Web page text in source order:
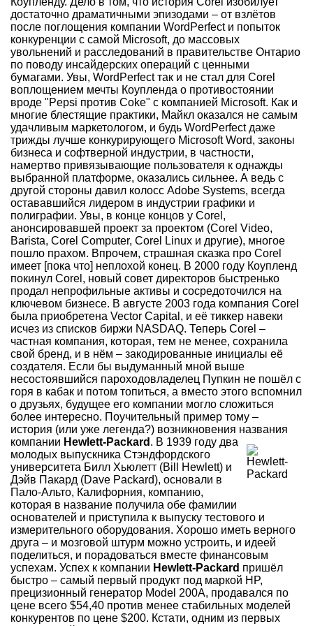
достаточно драматичными эпизодами – от взлётов
после поглощения компании WordPerfect и попыток
конкуренции с самой Microsoft, до массовых
увольнений и расследований в правительстве Онтарио
по поводу инсайдерских операций с ценными
бумагами. Увы, WordPerfect так и не стал для Corel
воплощением мечты Коупленда о противостоянии
вроде "Pepsi против Coke" с компанией Microsoft. Как и
многие блестящие практики, Майкл оказался не самым
удачливым маркетологом, и будь WordPerfect даже
трижды лучше конкурирующего Microsoft Word, законы
бизнеса и софтверной индустрии, в частности,
намертво привязывающие пользователя к однажды
выбранной платформе, оказались сильнее. А ведь с
другой стороны давил колосс Adobe Systems, всегда
остававшийся лидером в индустрии графики и
полиграфии. Увы, в конце концов у Corel,
анонсировавшей проект за проектом (Corel Video,
Barista, Corel Computer, Corel Linux и другие), многое
пошло прахом. Впрочем, страшная сказка про Corel
имеет [пока что] неплохой конец. В 2000 году Коупленд
покинул Corel, новый совет директоров быстренько
продал непрофильные активы и сосредоточился на
ключевом бизнесе. В августе 2003 года компания Corel
была приобретена Vector Capital, и её тиккер навеки
исчез из списков биржи NASDAQ. Теперь Corel –
частная компания, которая, тем не менее, сохранила
свой бренд, и в нём – закодированные инициалы её
создателя. Если бы выдуманный мной выше
несостоявшийся пароходовладелец Пупкин не пошёл с
горя в кабак и потом топиться, а вместо этого вспомнил
о друзьях, будущее его компании могло сложиться
более интересно. Поучительный пример тому –
история (или уже легенда?) возникновения названия
компании Hewlett-Packard . В 1939 году два
молодых выпускника Стэндфордского
университета Билл Хьюлетт (Bill Hewlett) и
Дэйв Пакард (Dave Packard), основали в
Пало-Альто, Калифорния, компанию,
которая в название получила обе фамилии
основателей и приступила к выпуску тестового и
измерительного оборудования. Хорошо иметь верного
друга – и мозговой штурм можно устроить, и идеей
поделиться, и порадоваться вместе финансовым
успехам. Успех к компании Hewlett-Packard пришёл
быстро – самый первый продукт под маркой HP,
прецизионный генератор Model 200A, продавался по
цене всего $54,40 против менее стабильных моделей
конкурентов по цене $200. Кстати, одним из первых